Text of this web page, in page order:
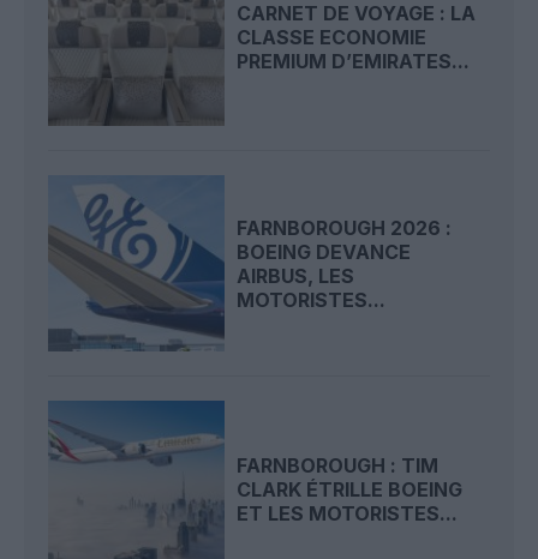
CARNET DE VOYAGE : LA
CLASSE ECONOMIE
PREMIUM D’EMIRATES...
FARNBOROUGH 2026 :
BOEING DEVANCE
AIRBUS, LES
MOTORISTES...
FARNBOROUGH : TIM
CLARK ÉTRILLE BOEING
ET LES MOTORISTES...